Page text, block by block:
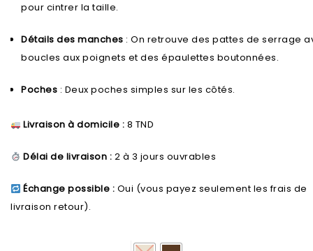
pour cintrer la taille.
Détails des manches : On retrouve des pattes de serrage
boucles aux poignets et des épaulettes boutonnées.
Poches : Deux poches simples sur les côtés.
Livraison à domicile : 8 TND
Délai de livraison : 2 à 3 jours ouvrables
Échange possible : Oui (vous payez seulement les frais de
livraison retour).